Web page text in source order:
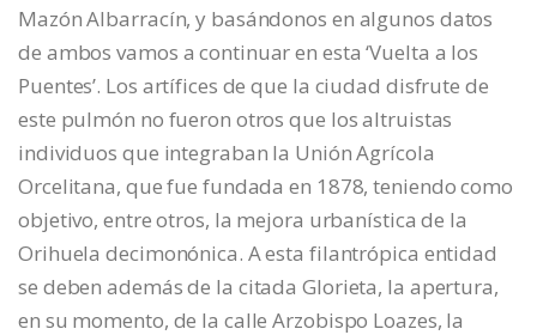
Mazón Albarracín, y basándonos en algunos datos
de ambos vamos a continuar en esta ‘Vuelta a los
Puentes’. Los artífices de que la ciudad disfrute de
este pulmón no fueron otros que los altruistas
individuos que integraban la Unión Agrícola
Orcelitana, que fue fundada en 1878, teniendo como
objetivo, entre otros, la mejora urbanística de la
Orihuela decimonónica. A esta filantrópica entidad
se deben además de la citada Glorieta, la apertura,
en su momento, de la calle Arzobispo Loazes, la